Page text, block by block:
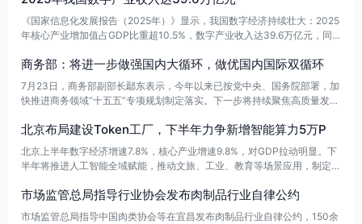
《国家信息化发展报告（2025年）》显示，我国数字经济持续壮大：2025
年核心产业增加值占GDP比重超10.5%，数字产业收入达39.6万亿元，同
络基础设施不断升级，5G基站达483.8万个，三分之二地级市达到千兆城
市标准，IPv6活跃用户达8.69亿。
商务部：将进一步做强国内大循环，做优国内国际双循环
7月23日，商务部副部长鄢东表示，今年以来已按党中央、国务院部署，加
快推进商务领域“十五五”专项规划制定落实。下一步将持续聚焦高质量发
展贡献新力量。
北京布局建设Token工厂，下半年力争新增智能算力5万P
北京上半年数字经济增速7.8%，核心产业增速9.8%，对GDP拉动明显。下
半年将推进人工智能全域赋能，推动文旅、工业、教育等场景应用，制定T
同时打造“RISC-V+AI OS”开源生态，力争新增智能算力5万P，年内总规模
超13万P。
市场监管总局指导行业协会发布肉制品行业自律公约
市场监管总局指导中国肉类协会等在宜昌发布肉制品行业自律公约，150余